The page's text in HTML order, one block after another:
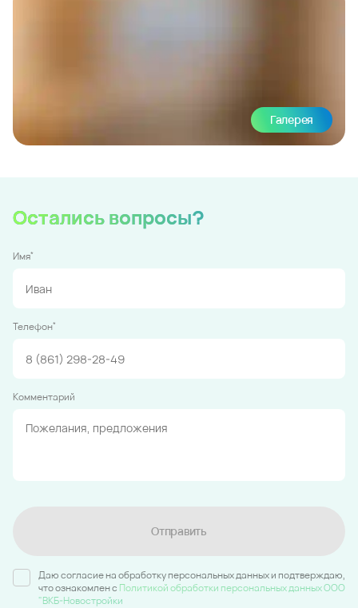
Галерея
Остались вопросы?
Имя*
Телефон*
Комментарий
Отправить
Даю согласие на обработку персональных данных и подтверждаю,
что ознакомлен c Политикой обработки персональных данных ООО
"ВКБ-Новостройки